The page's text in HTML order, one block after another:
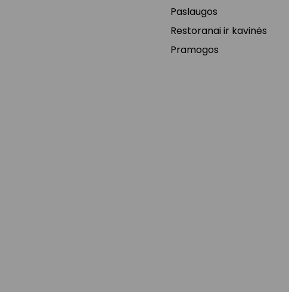
Paslaugos
Restoranai ir kavinės
Pramogos